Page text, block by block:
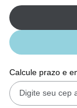
Calcule prazo e